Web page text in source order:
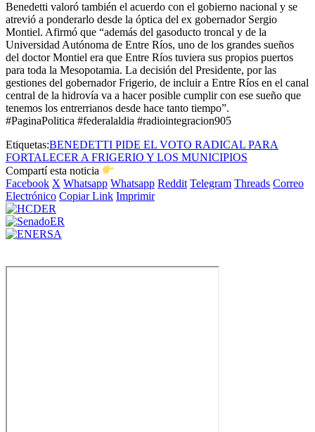
Benedetti valoró también el acuerdo con el gobierno nacional y se
atrevió a ponderarlo desde la óptica del ex gobernador Sergio
Montiel. Afirmó que “además del gasoducto troncal y de la
Universidad Autónoma de Entre Ríos, uno de los grandes sueños
del doctor Montiel era que Entre Ríos tuviera sus propios puertos
para toda la Mesopotamia. La decisión del Presidente, por las
gestiones del gobernador Frigerio, de incluir a Entre Ríos en el canal
central de la hidrovía va a hacer posible cumplir con ese sueño que
tenemos los entrerrianos desde hace tanto tiempo”.
#PaginaPolitica #federalaldia #radiointegracion905
Etiquetas:BENEDETTI PIDE EL VOTO RADICAL PARA
FORTALECER A FRIGERIO Y LOS MUNICIPIOS
Compartí esta noticia
Facebook X Whatsapp Whatsapp Reddit Telegram Threads Correo
Electrónico Copiar Link Imprimir